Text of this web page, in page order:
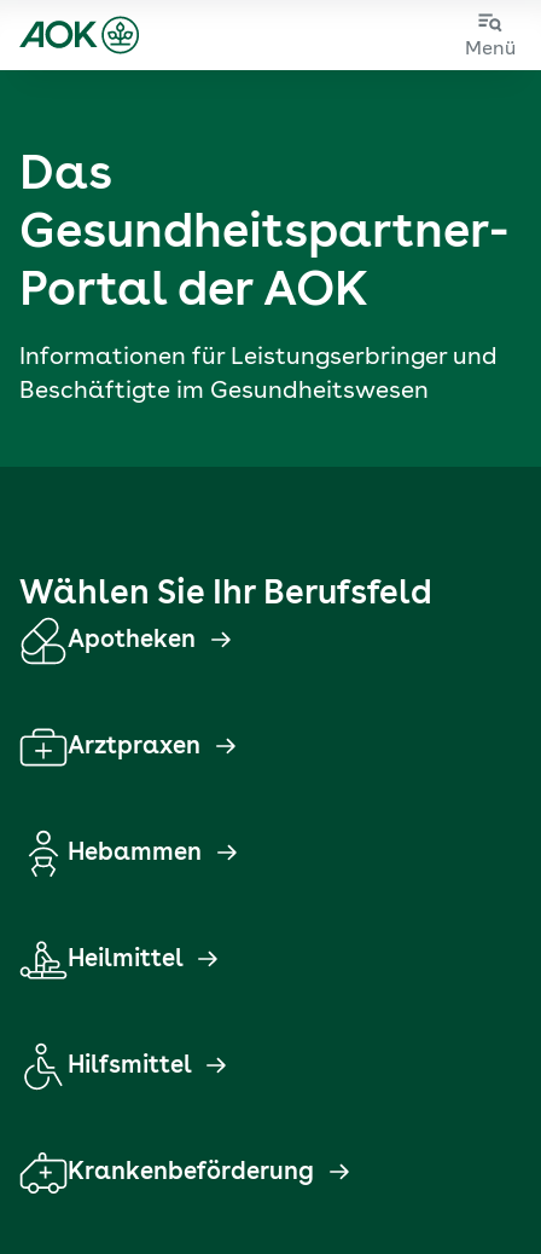
Zum
Zur
Menü
Das
Gesundheits­partner-
Portal der AOK
Informationen für Leistungs­erbringer und
Beschäftigte im Gesundheitswesen
Wählen Sie Ihr Berufsfeld
Apotheken
Arztpraxen
Hebammen
Heilmittel
Hilfsmittel
Krankenbeförderung